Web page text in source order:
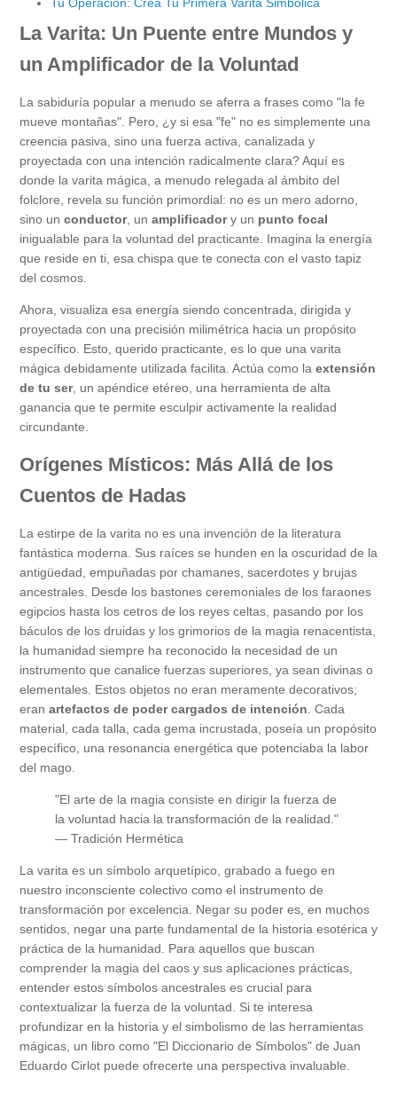
La Varita: Un Puente entre Mundos y
un Amplificador de la Voluntad
La sabiduría popular a menudo se aferra a frases como "la fe
mueve montañas". Pero, ¿y si esa "fe" no es simplemente una
creencia pasiva, sino una fuerza activa, canalizada y
proyectada con una intención radicalmente clara? Aquí es
donde la varita mágica, a menudo relegada al ámbito del
folclore, revela su función primordial: no es un mero adorno,
sino un conductor, un amplificadory un punto focal
inigualable para la voluntad del practicante. Imagina la energía
que reside en ti, esa chispa que te conecta con el vasto tapiz
del cosmos.
Ahora, visualiza esa energía siendo concentrada, dirigida y
proyectada con una precisión milimétrica hacia un propósito
específico. Esto, querido practicante, es lo que una varita
mágica debidamente utilizada facilita. Actúa como la extensión
de tu ser, un apéndice etéreo, una herramienta de alta
ganancia que te permite esculpir activamente la realidad
circundante.
Orígenes Místicos: Más Allá de los
Cuentos de Hadas
La estirpe de la varita no es una invención de la literatura
fantástica moderna. Sus raíces se hunden en la oscuridad de la
antigüedad, empuñadas por chamanes, sacerdotes y brujas
ancestrales. Desde los bastones ceremoniales de los faraones
egipcios hasta los cetros de los reyes celtas, pasando por los
báculos de los druidas y los grimorios de la magia renacentista,
la humanidad siempre ha reconocido la necesidad de un
instrumento que canalice fuerzas superiores, ya sean divinas o
elementales. Estos objetos no eran meramente decorativos;
eran artefactos de poder cargados de intención . Cada
material, cada talla, cada gema incrustada, poseía un propósito
específico, una resonancia energética que potenciaba la labor
del mago.
"El arte de la magia consiste en dirigir la fuerza de
la voluntad hacia la transformación de la realidad."
— Tradición Hermética
La varita es un símbolo arquetípico, grabado a fuego en
nuestro inconsciente colectivo como el instrumento de
transformación por excelencia. Negar su poder es, en muchos
sentidos, negar una parte fundamental de la historia esotérica y
práctica de la humanidad. Para aquellos que buscan
comprender la magia del caos y sus aplicaciones prácticas,
entender estos símbolos ancestrales es crucial para
contextualizar la fuerza de la voluntad. Si te interesa
profundizar en la historia y el simbolismo de las herramientas
mágicas, un libro como "El Diccionario de Símbolos" de Juan
Eduardo Cirlot puede ofrecerte una perspectiva invaluable.